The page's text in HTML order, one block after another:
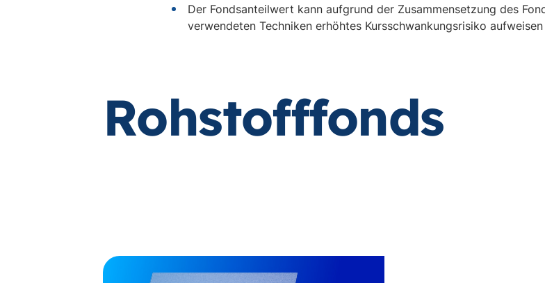
Der Fondsanteilwert kann aufgrund der Zusammensetzung des
verwendeten Techniken erhöhtes Kursschwankungsrisiko aufweisen
Rohstofffonds